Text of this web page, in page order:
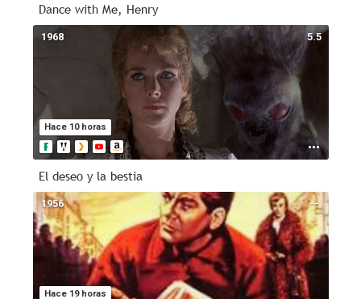
Dance with Me, Henry
5.5
Hace 10 horas
1968
El deseo y la bestia
--
Hace 19 horas
1956